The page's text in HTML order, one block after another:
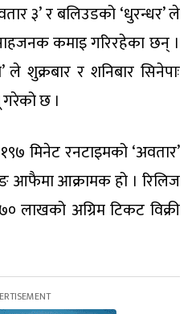
३’ र बलिउडको ‘धुरन्धर’ ले
कमाइ गरिरहेका छन् ।
शुक्रबार र शनिबार सिनेपाः
छ ।
मिनेट रनटाइमको ‘अवतार’
आफैमा आक्रामक हो । रिलिज
लाखको अग्रिम टिकट विक्री